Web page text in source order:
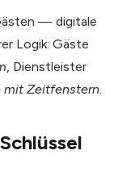
— digitale
Logik: Gäste
, Dienstleister
mit Zeitfenstern.